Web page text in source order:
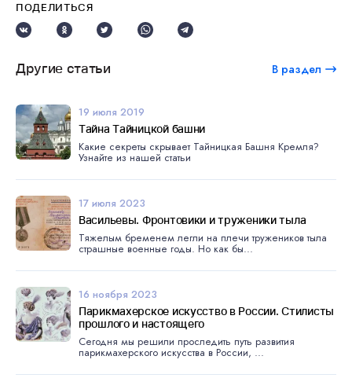
ПОДЕЛИТЬСЯ
Другие статьи В раздел
19 июля 2019
Тайна Тайницкой башни
Какие секреты скрывает Тайницкая Башня Кремля?
Узнайте из нашей статьи
17 июля 2023
Васильевы. Фронтовики и труженики тыла
Тяжелым бременем легли на плечи тружеников тыла
страшные военные годы. Но как бы...
16 ноября 2023
Парикмахерское искусство в России. Стилисты
прошлого и настоящего
Сегодня мы решили проследить путь развития
парикмахерского искусства в России, ...